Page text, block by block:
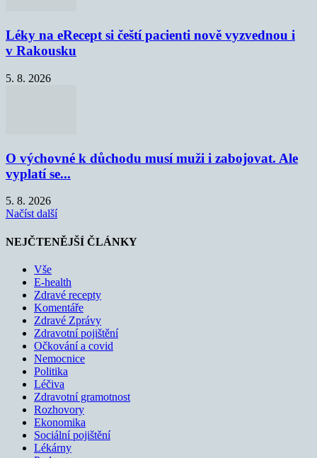
Léky na eRecept si čeští pacienti nově vyzvednou i
v Rakousku
5. 8. 2026
O výchovné k důchodu musí muži i zabojovat. Ale
vyplatí se...
5. 8. 2026
Načíst další
NEJČTENĚJŠÍ ČLÁNKY
Vše
E-health
Zdravé recepty
Komentáře
Zdravé Zprávy
Zdravotní pojištění
Očkování a covid
Nemocnice
Politika
Léčiva
Zdravotní gramotnost
Rozhovory
Ekonomika
Sociální pojištění
Lékárny